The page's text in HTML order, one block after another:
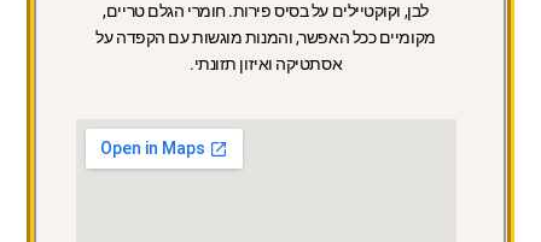
לבן, וקוקטיילים על בסיס פירות. חומרי הגלם טריים,
מקומיים ככל האפשר, והמנות מוגשות עם הקפדה על
אסתטיקה ואיזון תזונתי.